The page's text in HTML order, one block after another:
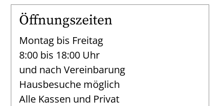
Öffnungszeiten
Montag bis Freitag
8:00 bis 18:00 Uhr
und nach Vereinbarung
Hausbesuche möglich
Alle Kassen und Privat